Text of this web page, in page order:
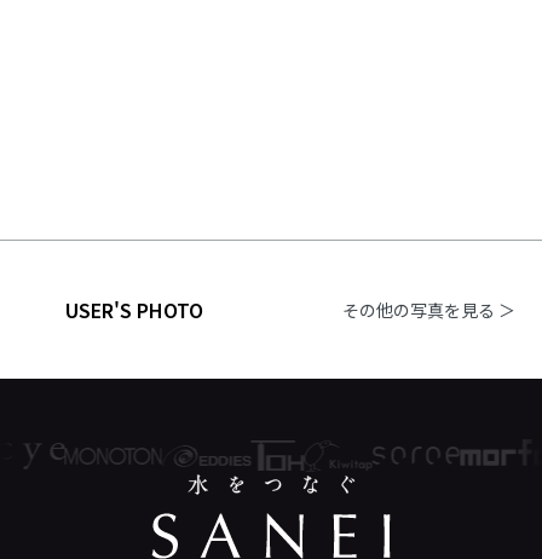
USER'S PHOTO その他の写真を見る ＞